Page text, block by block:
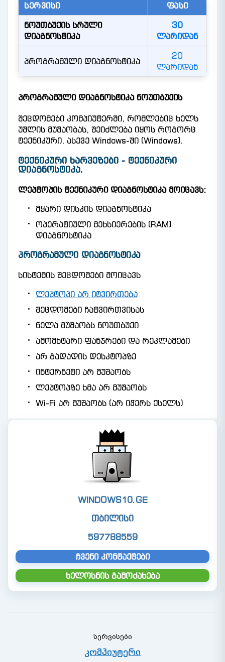
ᲡᲔᲠᲕᲘᲡᲘ
ᲤᲐᲡᲘ
ნოუთბუქის სრული
დიაგნოსტიკა
30
ლარიდან
პროგრამული დიაგნოსტიკა
20
ლარიდან
პროგრამული დიაგნოსტიკა ნოუთბუქის
შეცდომები კომპიუტერში, რომლებიც ხელს
უშლის მუშაობას, შეიძლება იყოს როგორც
ტექნიკური, ასევე Windows-ში (Windows).
ᲢᲔᲥᲜᲘᲙᲣᲠᲘ ᲮᲐᲠᲕᲔᲖᲔᲑᲘ - ᲢᲔᲥᲜᲘᲙᲣᲠᲘ
ᲓᲘᲐᲒᲜᲝᲡᲢᲘᲙᲐ.
ლეპტოპის ტექნიკური დიაგნოსტიკა მოიცავს:
მყარი დისკის დიაგნოსტიკა
ოპერატიული მეხსიერების (RAM)
დიაგნოსტიკა
ᲞᲠᲝᲒᲠᲐᲛᲣᲚᲘ ᲓᲘᲐᲒᲜᲝᲡᲢᲘᲙᲐ
სისტემის შეცდომები მოიცავს
ლეპტოპი არ იტვირთება
შეცდომები ჩატვირთვისას
ნელა მუშაობს ნოუთბუქი
ამომხტარი ფანჯრები და რეკლამები
არ გადადის დესკტოპზე
ინტერნეტი არ მუშაობს
ლეპტოპზე ხმა არ მუშაობს
Wi-Fi არ მუშაობს (არ იჭერს ქსელს)
WINDOWS10.GE
თბილისი
597788559
ჩვენი კონტაქტები
ხელოსნის გამოძახება
ᲡᲔᲠᲕᲘᲡᲔᲑᲘ
კომპიუტერი